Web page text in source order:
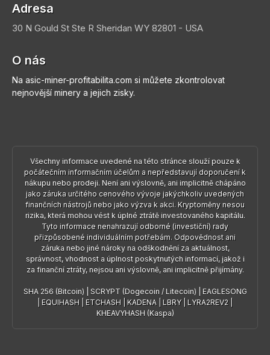
Adresa
30 N Gould St Ste R Sheridan WY 82801 - USA
O nás
Na asic-miner-profitabilita.com si můžete zkontrolovat
nejnovější minery a jejich zisky.
Všechny informace uvedené na této stránce slouží pouze k
počátečním informačním účelům a nepředstavují doporučení k
nákupu nebo prodeji. Není ani výslovně, ani implicitně chápáno
jako záruka určitého cenového vývoje jakýchkoliv uvedených
finančních nástrojů nebo jako výzva k akci. Kryptoměny nesou
rizika, která mohou vést k úplné ztrátě investovaného kapitálu.
Tyto informace nenahrazují odborné (investiční) rady
přizpůsobené individuálním potřebám. Odpovědnost ani
záruka nebo jiné nároky na odškodnění za aktuálnost,
správnost, vhodnost a úplnost poskytnutých informací, jakož i
za finanční ztráty, nejsou ani výslovně, ani implicitně přijímány.
SHA 256 (Bitcoin) SCRYPT (Dogecoin / Litecoin)
EAGLESONG
EQUIHASH ETCHASH KADENA LBRY| LYRA2REV2
KHEAVYHASH (Kaspa)